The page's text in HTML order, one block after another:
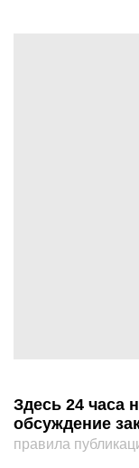
Здесь 24 часа
обсуждение
правила